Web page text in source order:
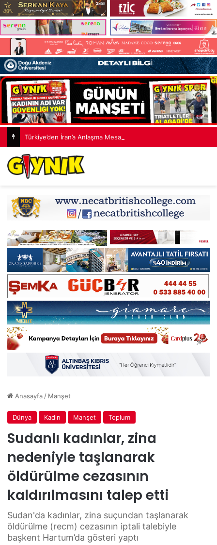
Türkiye’den İran’a Anlaşma Mesajı
Anasayfa/ Manşet
Dünya Kadın Manşet Toplum
Sudanlı kadınlar, zina
nedeniyle taşlanarak
öldürülme cezasının
kaldırılmasını talep etti
Sudan'da kadınlar, zina suçundan taşlanarak
öldürülme (recm) cezasının iptali talebiyle
başkent Hartum’da gösteri yaptı